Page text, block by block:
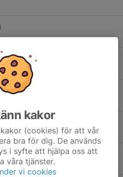
31/5
Älvdalen.
Älvdalen.
kakor
(cookies) för att vår
bra för dig. De används
i syfte att hjälpa oss att
våra tjänster.
vi cookies